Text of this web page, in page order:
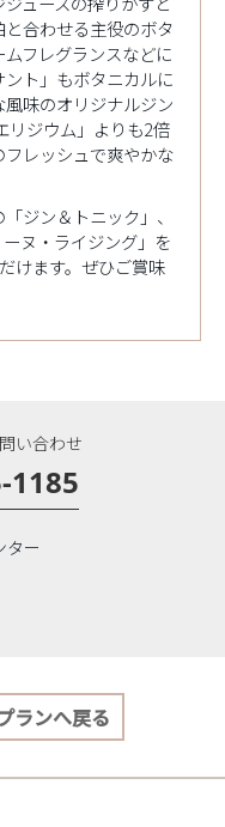
合わせる主役のボタ
フレグランスなどに
ト」もボタニカルに
味のオリジナルジン
リジウム」よりも2倍
レッシュで爽やかな
ジン＆トニック」、
ヌ・ライジング」を
けます。ぜひご賞味
い合わせ
1185
ター
ランへ戻る